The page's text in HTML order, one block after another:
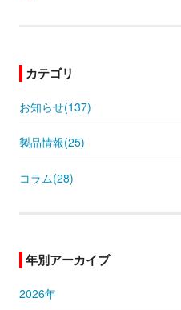
カテゴリ
お知らせ(137)
製品情報(25)
コラム(28)
年別アーカイブ
2026年